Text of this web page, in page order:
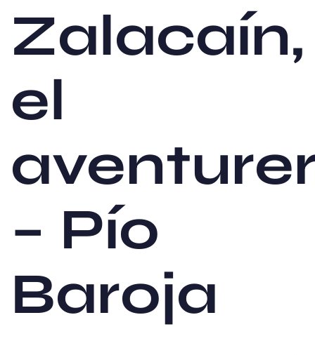
Zalacaín,
el
– Pío
Baroja